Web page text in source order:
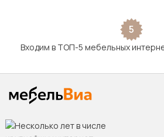
5
Входим в ТОП-5 мебельных